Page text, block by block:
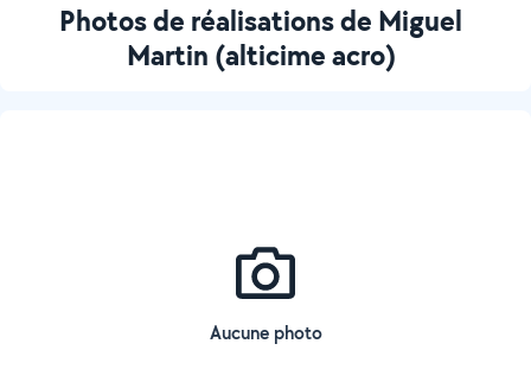
Photos de réalisations de Miguel
Martin (alticime acro)
Aucune photo